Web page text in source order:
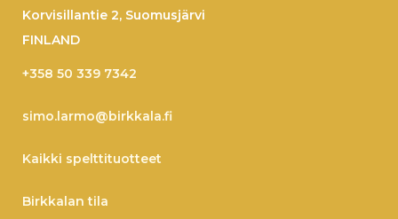
Korvisillantie 2, Suomusjärvi
FINLAND
+358 50 339 7342
simo.larmo@birkkala.fi
Kaikki spelttituotteet
Birkkalan tila